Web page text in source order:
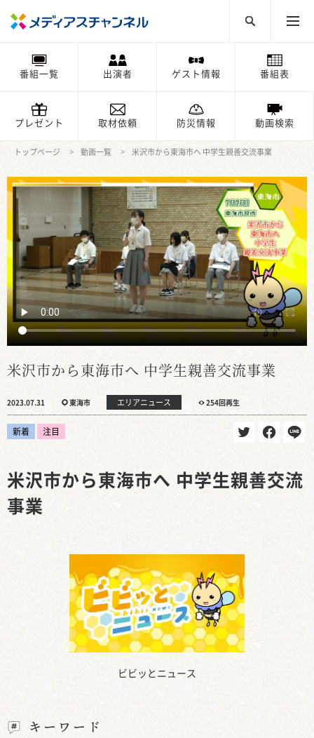
番組一覧 出演者 ゲスト情報 番組表
プレゼント 取材依頼 防災情報 動画検索
トップページ 動画一覧 米沢市から東海市へ 中学生親善交流事業
米沢市から東海市へ 中学生親善交流事業
2023.07.31 東海市 エリアニュース 254回再生
新着 注目
ビビッとニュース
米沢市から東海市へ 中学生親善交流
事業
キーワード